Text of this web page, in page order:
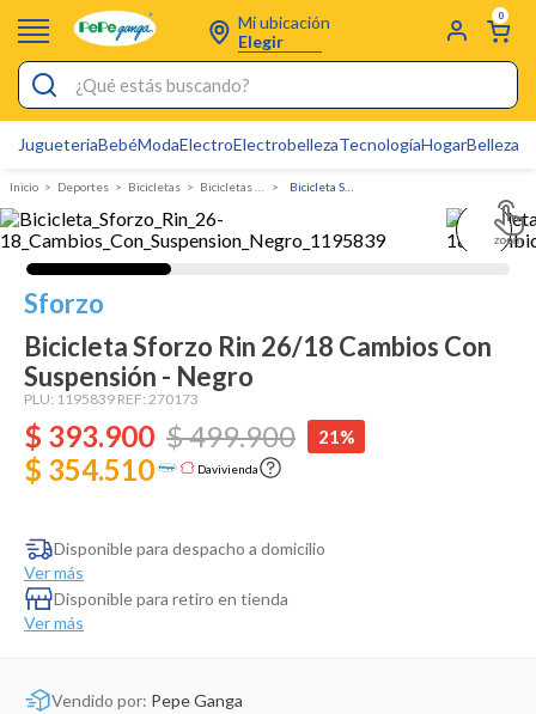
Mi ubicación
Elegir
0
¿Qué estás buscando?
JugueteriaBebéModaElectroElectrobellezaTecnologíaHogarBelleza
Deportes bicicletas Bicicletas de Montaña
Sforzo
Bicicleta Sforzo Rin 26/18 Cambios Con
Suspensión - Negro
PLU: 1195839 REF: 270173
$ 393.900 $499.900 21%
$ 354.510 Davivienda
Disponible para despacho a domicilio
Ver más
Disponible para retiro en tienda
Ver más
Vendido por: Pepe Ganga
Pijamas
Electro
Figuras Toy Story
Carters
Silla Mecedora Bebé
Cuna Colecho
Dinosaurio Juguete